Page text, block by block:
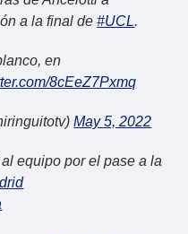
a la final de#UCL.
en
8cEeZ7Pxmq
May 5, 2022
equipo por el pase a la